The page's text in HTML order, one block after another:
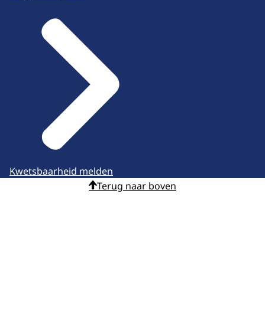
Kwetsbaarheid melden
Terug naar boven